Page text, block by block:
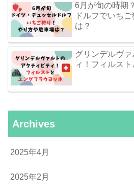
6月が旬の時期
ドルフでいち
は？
グリンデルヴ
ィ！フィルス
Archives
2025年4月
2025年2月